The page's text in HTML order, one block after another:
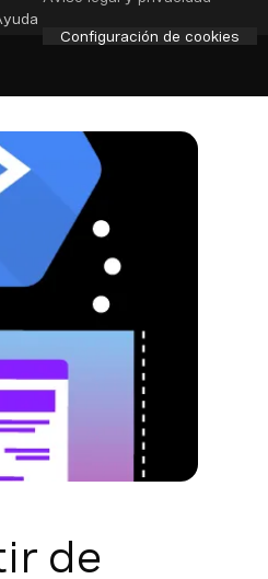
Configuración de cookies
de